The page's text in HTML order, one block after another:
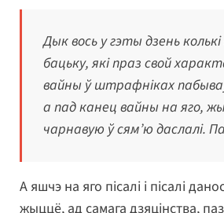
Дык вось у гэты дзень
бацьку, які праз свой
вайны ў штрафніках
а пад канец вайны на яго,
чарнавую ў сям’ю даслалі.
А яшчэ на яго пісалі і пісалі
жыццё, ад самага дзяцінства,